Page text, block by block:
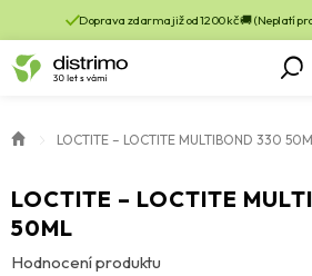
Doprava zdarma již od 1200 kč 🚚 (Neplatí
LOCTITE – LOCTITE MULTIBOND 330
LOCTITE – LOCTITE
50ML
Hodnocení produktu